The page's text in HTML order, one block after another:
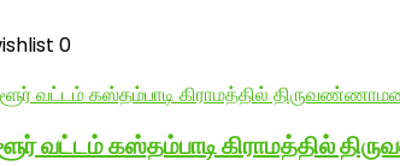
0
வட்டம் கஸ்தம்பாடி கிராமத்தில்